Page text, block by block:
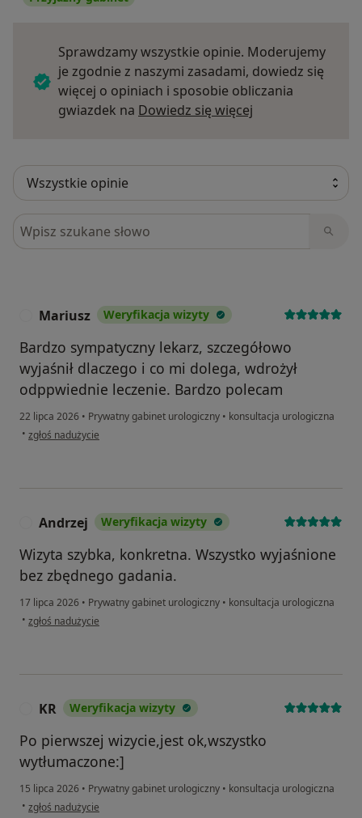
Sprawdzamy wszystkie opinie. Moderujemy
je zgodnie z naszymi zasadami, dowiedz się
więcej o opiniach i sposobie obliczania
gwiazdek na Dowiedz się więcej
Szukaj w opiniach
Mariusz Weryfikacja wizyty
Bardzo sympatyczny lekarz, szczegółowo
wyjaśnił dlaczego i co mi dolega, wdrożył
odppwiednie leczenie. Bardzo polecam
22 lipca 2026 • Prywatny gabinet urologiczny • konsultacja urologiczna
• w opinii użytkownika Mariusz
zgłoś nadużycie
Andrzej Weryfikacja wizyty
Wizyta szybka, konkretna. Wszystko wyjaśnione
bez zbędnego gadania.
17 lipca 2026 • Prywatny gabinet urologiczny • konsultacja urologiczna
• w opinii użytkownika Andrzej
zgłoś nadużycie
KR Weryfikacja wizyty
Po pierwszej wizycie,jest ok,wszystko
wytłumaczone:]
15 lipca 2026 • Prywatny gabinet urologiczny • konsultacja urologiczna
• w opinii użytkownika KR
zgłoś nadużycie